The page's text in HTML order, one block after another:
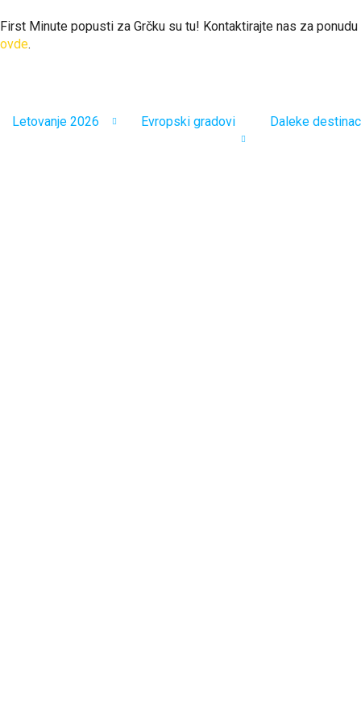
First Minute popusti za Grčku su tu! Kontaktirajte nas za ponudu
ovde.
Letovanje 2026 Evropski gradovi Daleke